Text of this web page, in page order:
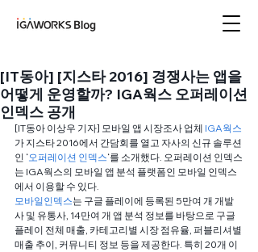
[IT동아] [지스타 2016] 경쟁사는 앱을
어떻게 운영할까? IGA웍스 오퍼레이션
인덱스 공개
[IT동아 이상우 기자] 모바일 앱 시장조사 업체 IGA웍스
가 지스타 2016에서 간담회를 열고 자사의 신규 솔루션
인 ‘오퍼레이션 인덱스‘를 소개했다. 오퍼레이션 인덱스
는 IGA웍스의 모바일 앱 분석 플랫폼인 모바일 인덱스
에서 이용할 수 있다.
모바일인덱스는 구글 플레이에 등록된 5만여 개 개발
사 및 유통사, 14만여 개 앱 분석 정보를 바탕으로 구글
플레이 전체 매출, 카테고리별 시장 점유율, 퍼블리셔별
매출 추이, 커뮤니티 정보 등을 제공한다. 특히 20개 이